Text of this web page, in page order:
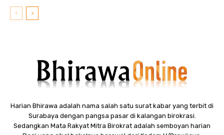
Harian Bhirawa adalah nama salah satu surat kabar yang terbit di
Surabaya dengan pangsa pasar di kalangan birokrasi.
Sedangkan Mata Rakyat Mitra Birokrat adalah semboyan harian